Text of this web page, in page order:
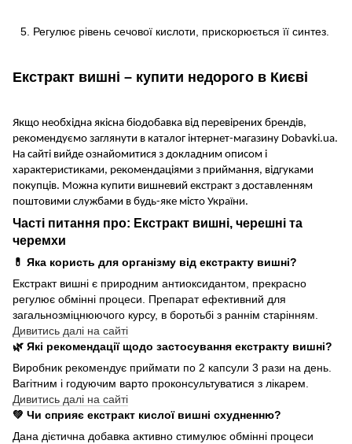
Регулює рівень сечової кислоти, прискорюється її синтез.
Екстракт вишні – купити недорого в Києві
Якщо необхідна якісна біодобавка від перевірених брендів,
рекомендуємо заглянути в каталог інтернет-магазину Dobavki.ua.
На сайті вийде ознайомитися з докладним описом і
характеристиками, рекомендаціями з приймання, відгуками
покупців. Можна купити вишневий екстракт з доставленням
поштовими службами в будь-яке місто України.
Часті питання про: Екстракт вишні, черешні та
черемхи
💊 Яка користь для організму від екстракту вишні?
Екстракт вишні є природним антиоксидантом, прекрасно
регулює обмінні процеси. Препарат ефективний для
загальнозміцнюючого курсу, в боротьбі з раннім старінням.
Дивитись далі на сайті
🌿 Які рекомендації щодо застосування екстракту вишні?
Виробник рекомендує приймати по 2 капсули 3 рази на день.
Вагітним і годуючим варто проконсультуватися з лікарем.
Дивитись далі на сайті
💚 Чи сприяє екстракт кислої вишні схудненню?
Дана дієтична добавка активно стимулює обмінні процеси